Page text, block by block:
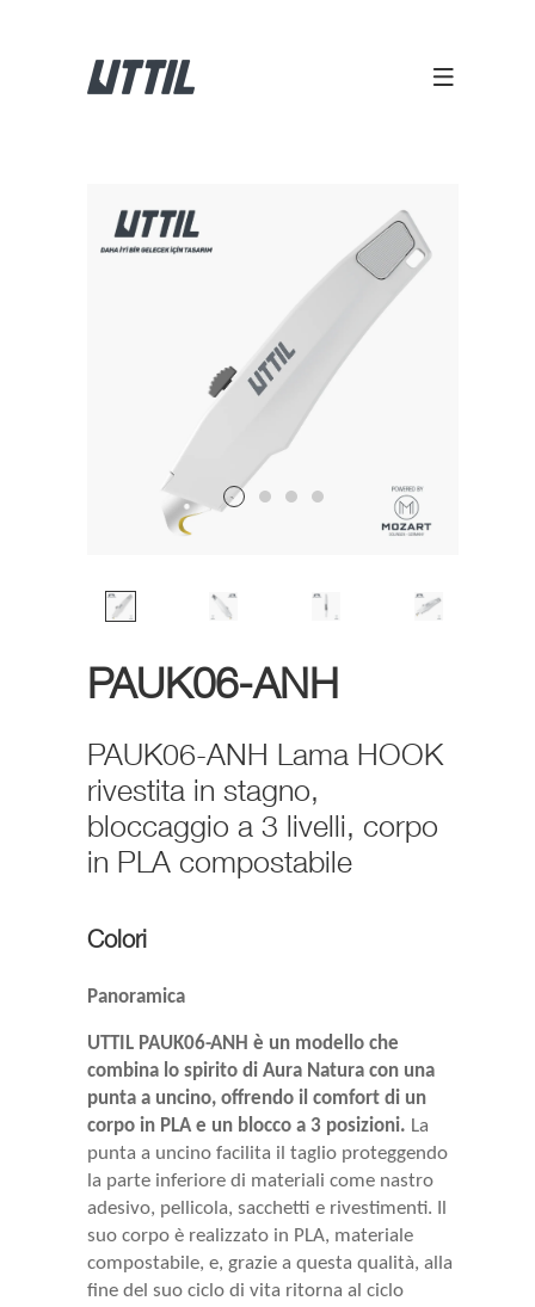
PAUK06-ANH
PAUK06-ANH Lama HOOK
rivestita in stagno,
bloccaggio a 3 livelli, corpo
in PLA compostabile
Colori
Panoramica
UTTIL PAUK06-ANH è un modello che
combina lo spirito di Aura Natura con una
punta a uncino, offrendo il comfort di un
corpo in PLA e un blocco a 3 posizioni. La
punta a uncino facilita il taglio proteggendo
la parte inferiore di materiali come nastro
adesivo, pellicola, sacchetti e rivestimenti. Il
suo corpo è realizzato in PLA, materiale
compostabile, e, grazie a questa qualità, alla
fine del suo ciclo di vita ritorna al ciclo